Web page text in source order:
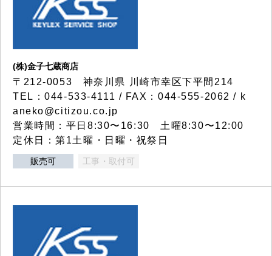
(株)金子七蔵商店
〒212-0053 神奈川県 川崎市幸区下平間214
TEL：044-533-4111 / FAX：044-555-2062 / k
aneko@citizou.co.jp
営業時間：平日8:30〜16:30 土曜8:30〜12:00
定休日：第1土曜・日曜・祝祭日
販売可 工事・取付可